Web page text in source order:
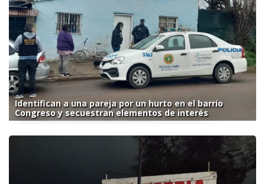
Identifican a una pareja por un hurto en el barrio
Congreso y secuestran elementos de interés